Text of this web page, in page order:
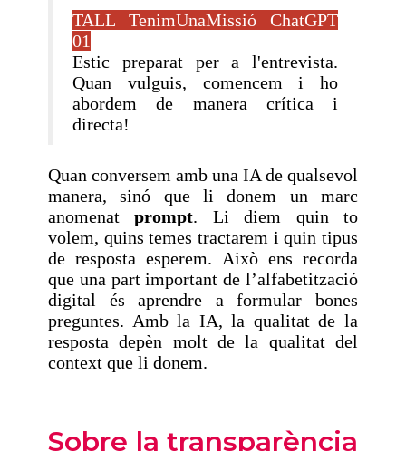
TALL TenimUnaMissió ChatGPT
01
Estic preparat per a l'entrevista.
Quan vulguis, comencem i ho
abordem de manera crítica i
directa!
Quan conversem amb una IA de qualsevol
manera, sinó que li donem un marc
anomenatprompt. Li diem quin to
volem, quins temes tractarem i quin tipus
de resposta esperem. Això ens recorda
que una part important de l’alfabetització
digital és aprendre a formular bones
preguntes. Amb la IA, la qualitat de la
resposta depèn molt de la qualitat del
context que li donem.
Sobre la transparència